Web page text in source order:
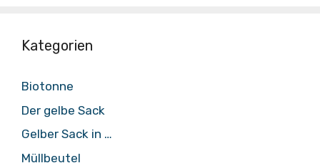
Kategorien
Biotonne
Der gelbe Sack
Gelber Sack in …
Müllbeutel